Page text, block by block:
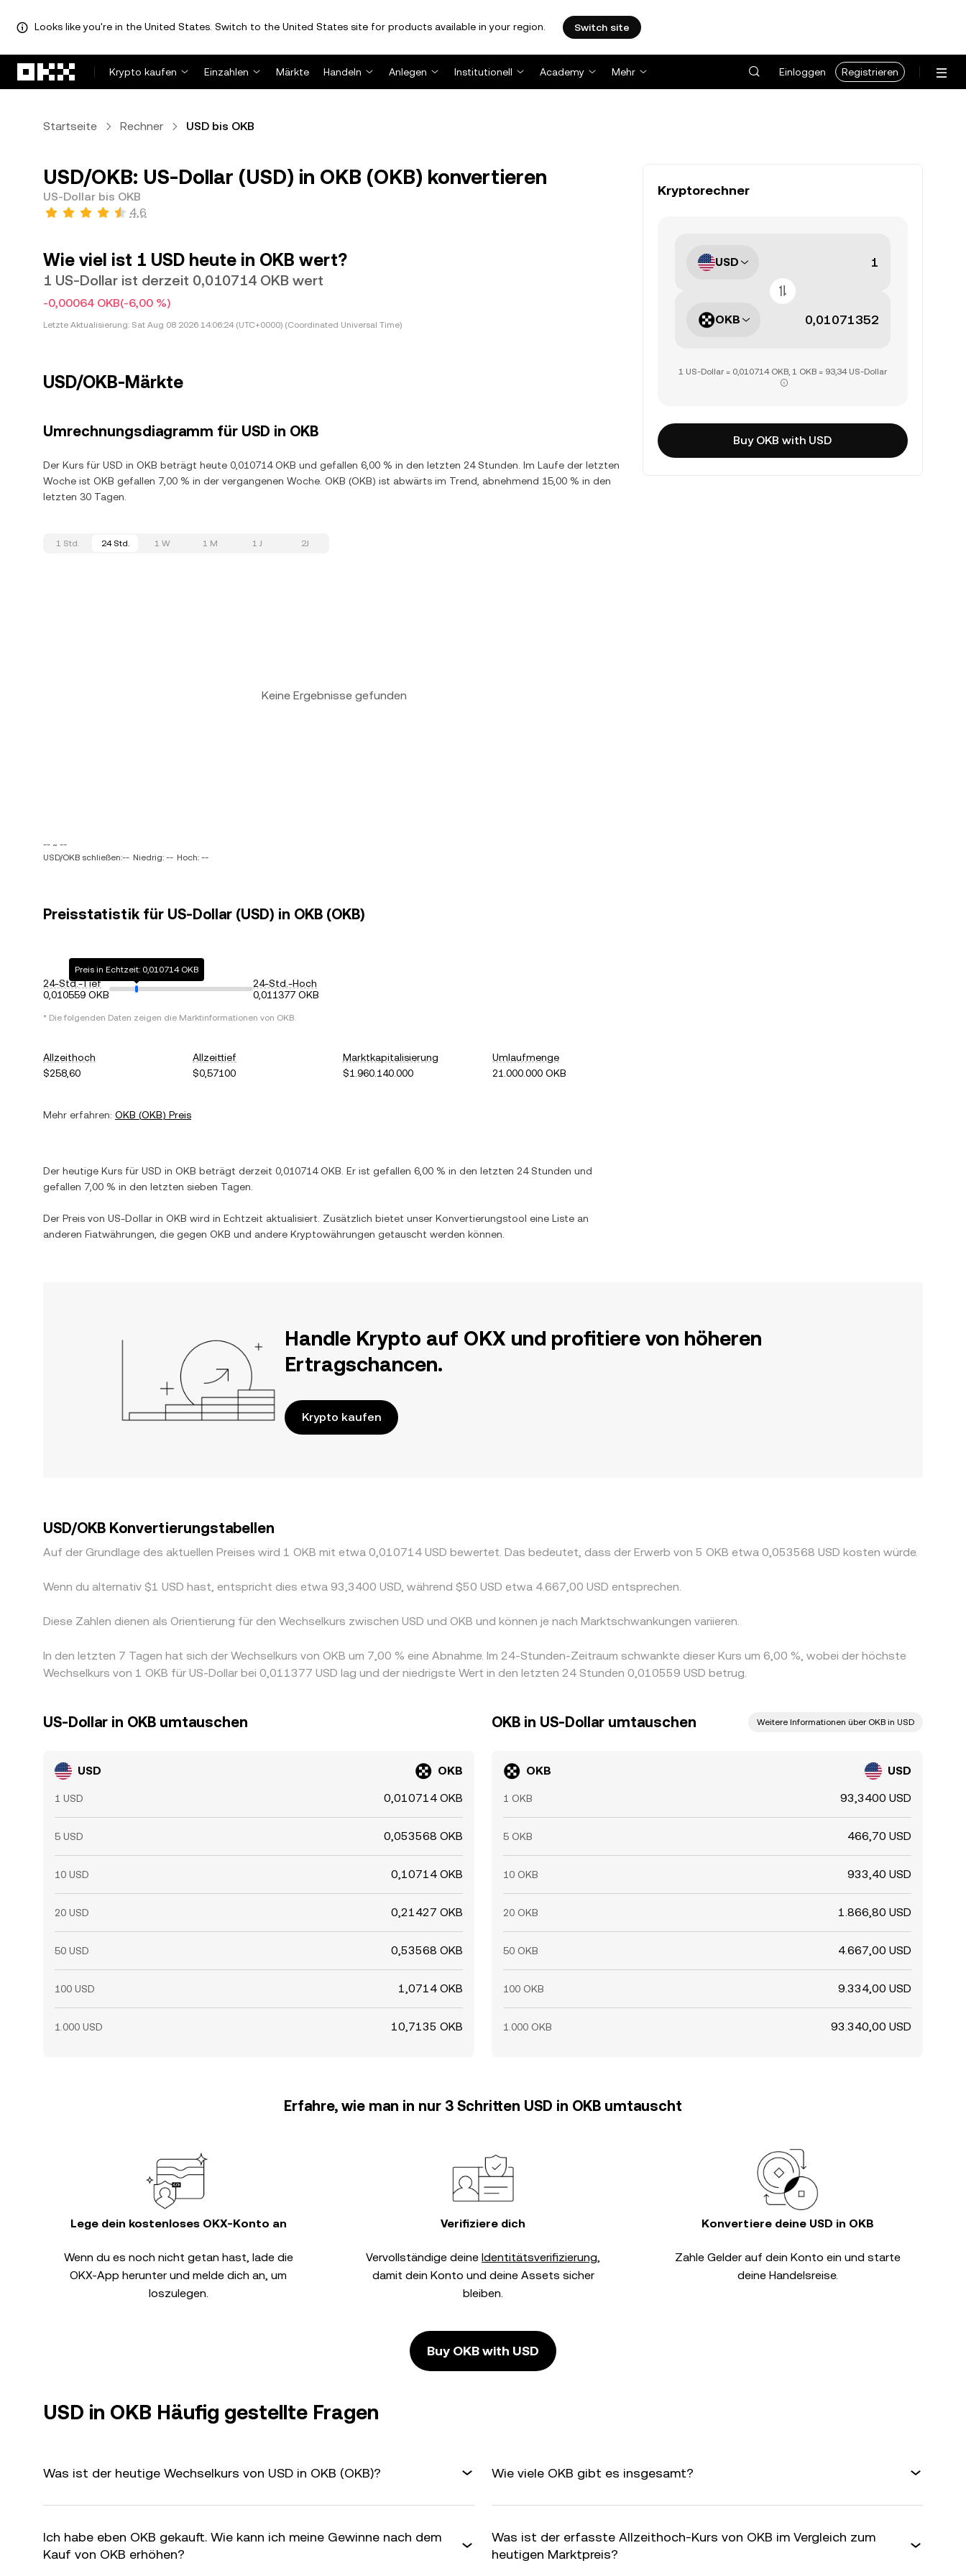
Looks like you're in the United States. Switch to the United States site for products available in your region. Switch site
Krypto kaufen
Einzahlen Märkte Handeln Anlegen Institutionell Academy Mehr Einloggen Registrieren
Startseite Rechner USD bis OKB
USD/OKB: US-Dollar (USD) in OKB (OKB) konvertieren
US-Dollar bis OKB
4,6
Wie viel ist 1 USD heute in OKB wert?
1 US-Dollar ist derzeit 0,010714 OKB wert
-0,00064 OKB(-6,00 %)
Letzte Aktualisierung: Sat Aug 08 2026 14:06:24 (UTC+0000) (Coordinated Universal Time)
USD/OKB-Märkte
Umrechnungsdiagramm für USD in OKB
Der Kurs für USD in OKB beträgt heute 0,010714 OKB und gefallen 6,00 % in den letzten 24 Stunden. Im Laufe der letzten
Woche ist OKB gefallen 7,00 % in der vergangenen Woche. OKB (OKB) ist abwärts im Trend, abnehmend 15,00 % in den
letzten 30 Tagen.
1 Std. 24 Std. 1 W 1 M 1 J 2J
Keine Ergebnisse gefunden
-- ~ --
USD/OKB schließen:-- Niedrig: -- Hoch: --
Preisstatistik für US-Dollar (USD) in OKB (OKB)
24-Std.-Tief
0,010559 OKB
Preis in Echtzeit: 0,010714 OKB
24-Std.-Hoch
0,011377 OKB
* Die folgenden Daten zeigen die Marktinformationen von OKB.
Allzeithoch
$258,60
Allzeittief
$0,57100
Marktkapitalisierung
$1.960.140.000
Umlaufmenge
21.000.000 OKB
Mehr erfahren: OKB (OKB) Preis
Der heutige Kurs für USD in OKB beträgt derzeit 0,010714 OKB . Er ist gefallen 6,00 % in den letzten 24 Stunden und
gefallen 7,00 % in den letzten sieben Tagen.
Der Preis von US-Dollar in OKB wird in Echtzeit aktualisiert. Zusätzlich bietet unser Konvertierungstool eine Liste an
anderen Fiatwährungen, die gegen OKB und andere Kryptowährungen getauscht werden können.
Kryptorechner
USD
OKB
1 US-Dollar = 0,010714 OKB, 1 OKB = 93,34 US-Dollar
Buy OKB with USD
Handle Krypto auf OKX und profitiere von höheren
Ertragschancen.
Krypto kaufen
USD/OKB Konvertierungstabellen
Auf der Grundlage des aktuellen Preises wird 1 OKB mit etwa 0,010714 USD bewertet. Das bedeutet, dass der Erwerb von 5 OKB etwa 0,053568 USD kosten würde.
Wenn du alternativ $1 USD hast, entspricht dies etwa 93,3400 USD, während $50 USD etwa 4.667,00 USD entsprechen.
Diese Zahlen dienen als Orientierung für den Wechselkurs zwischen USD und OKB und können je nach Marktschwankungen variieren.
In den letzten 7 Tagen hat sich der Wechselkurs von OKB um 7,00 % eine Abnahme. Im 24-Stunden-Zeitraum schwankte dieser Kurs um 6,00 %, wobei der höchste
Wechselkurs von 1 OKB für US-Dollar bei 0,011377 USD lag und der niedrigste Wert in den letzten 24 Stunden 0,010559 USD betrug.
US-Dollar in OKB umtauschen
USD OKB
1 USD 0,010714 OKB
5 USD 0,053568 OKB
10 USD 0,10714 OKB
20 USD 0,21427 OKB
50 USD 0,53568 OKB
100 USD 1,0714 OKB
1.000 USD 10,7135 OKB
OKB in US-Dollar umtauschen Weitere Informationen über OKB in USD
OKB USD
1 OKB 93,3400 USD
5 OKB 466,70 USD
10 OKB 933,40 USD
20 OKB 1.866,80 USD
50 OKB 4.667,00 USD
100 OKB 9.334,00 USD
1.000 OKB 93.340,00 USD
Erfahre, wie man in nur 3 Schritten USD in OKB umtauscht
Lege dein kostenloses OKX-Konto an
Wenn du es noch nicht getan hast, lade die
OKX-App herunter und melde dich an, um
loszulegen.
Verifiziere dich
Vervollständige deine Identitätsverifizierung,
damit dein Konto und deine Assets sicher
bleiben.
Konvertiere deine USD in OKB
Zahle Gelder auf dein Konto ein und starte
deine Handelsreise.
Buy OKB with USD
USD in OKB Häufig gestellte Fragen
Was ist der heutige Wechselkurs von USD in OKB (OKB)? Wie viele OKB gibt es insgesamt?
Ich habe eben OKB gekauft. Wie kann ich meine Gewinne nach dem
Kauf von OKB erhöhen?
Was ist der erfasste Allzeithoch-Kurs von OKB im Vergleich zum
heutigen Marktpreis?